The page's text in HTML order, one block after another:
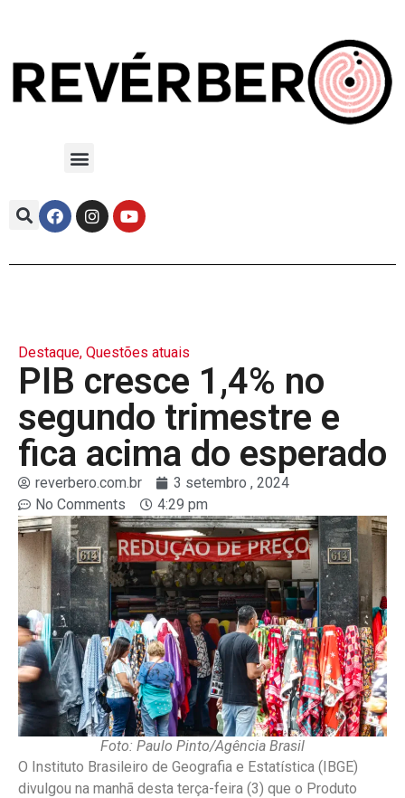
Destaque, Questões atuais
PIB cresce 1,4% no
segundo trimestre e
fica acima do esperado
reverbero.com.br
3 setembro , 2024
No Comments
4:29 pm
Foto: Paulo Pinto/Agência Brasil
O Instituto Brasileiro de Geografia e Estatística (IBGE)
divulgou na manhã desta terça-feira (3) que o Produto